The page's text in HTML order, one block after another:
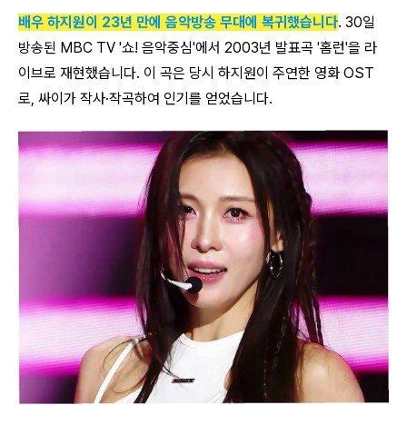
배우 하지원이 23년 만에 음악방송 무대에 복귀했습니다. 30일
방송된 MBC TV '쇼! 음악중심'에서 2003년 발표곡 '홈런'을 라
이브로 재현했습니다. 이 곡은 당시 하지원이 주연한 영화 OST
로, 싸이가 작사·작곡하여 인기를 얻었습니다.